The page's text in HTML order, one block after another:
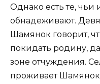
Однако есть те,
обнадеживают.
Шамянок говорит,
покидать родину,
зоне отчуждения.
проживает